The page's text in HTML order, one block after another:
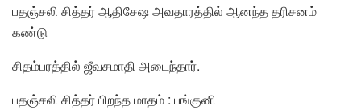
பதஞ்சலி சித்தர் ஆதிசேஷ அவதாரத்தில் ஆனந்த தரிசனம்
கண்டு
சிதம்பரத்தில் ஜீவசமாதி அடைந்தார்.
பதஞ்சலி சித்தர் பிறந்த மாதம் : பங்குனி